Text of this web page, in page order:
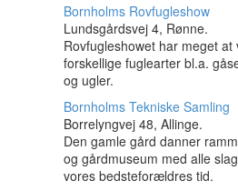
Bornholms Rovfugleshow
Lundsgårdsvej 4, Rønne.
Rovfugleshowet har meget
forskellige fuglearter bl.a.
og ugler.
Bornholms Tekniske Samling
Borrelyngvej 48, Allinge.
Den gamle gård danner
og gårdmuseum med alle
vores bedsteforældres tid.